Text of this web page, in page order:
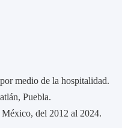
medio de la hospitalidad.
Puebla.
México, del 2012 al 2024.